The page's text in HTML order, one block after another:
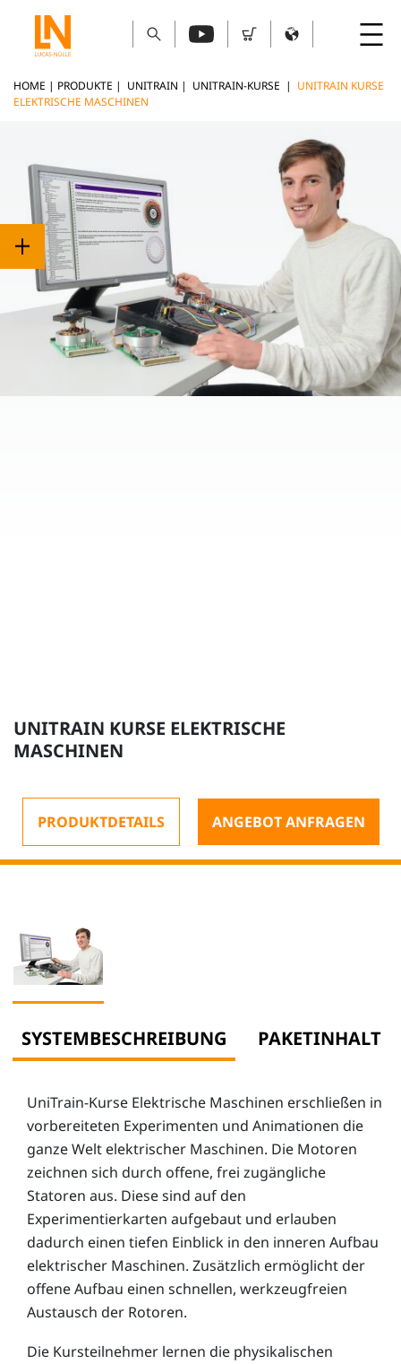
HOME | PRODUKTE | UNITRAIN | UNITRAIN-KURSE | UNITRAIN KURSE
ELEKTRISCHE MASCHINEN
UNITRAIN KURSE ELEKTRISCHE
MASCHINEN
PRODUKTDETAILS ANGEBOT ANFRAGEN
SYSTEMBESCHREIBUNG PAKETINHALT
UniTrain-Kurse Elektrische Maschinen erschließen in
vorbereiteten Experimenten und Animationen die
ganze Welt elektrischer Maschinen. Die Motoren
zeichnen sich durch offene, frei zugängliche
Statoren aus. Diese sind auf den
Experimentierkarten aufgebaut und erlauben
dadurch einen tiefen Einblick in den inneren Aufbau
elektrischer Maschinen. Zusätzlich ermöglicht der
offene Aufbau einen schnellen, werkzeugfreien
Austausch der Rotoren.
Die Kursteilnehmer lernen die physikalischen